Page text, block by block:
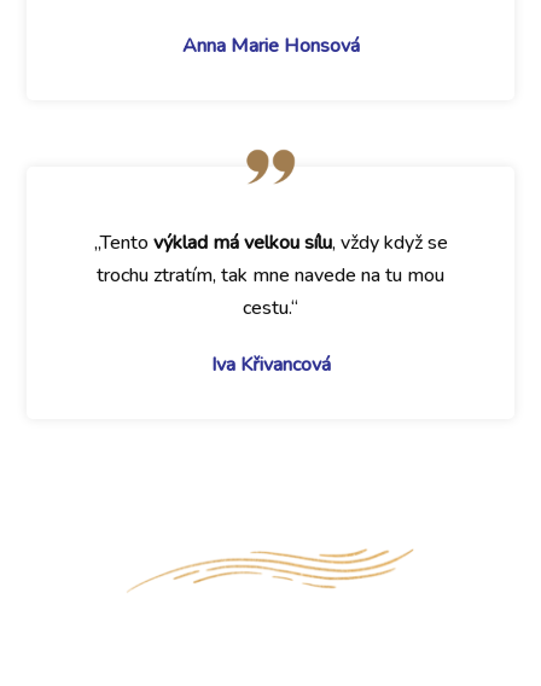
Anna Marie Honsová
„Tentovýklad má velkou sílu, vždy když se
trochu ztratím, tak mne navede na tu mou
cestu.“
Iva Křivancová